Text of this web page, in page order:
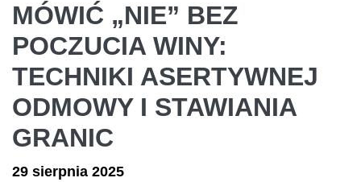
MÓWIĆ „NIE” BEZ
POCZUCIA WINY:
TECHNIKI ASERTYWNEJ
ODMOWY I STAWIANIA
GRANIC
29 sierpnia 2025